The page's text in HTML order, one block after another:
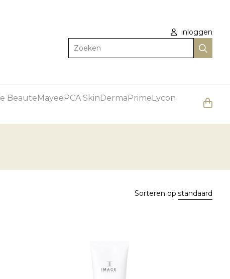
inloggen
Zoeken
BeauteMayeePCA SkinDermaPrimeLycon
Sorteren op:standaard